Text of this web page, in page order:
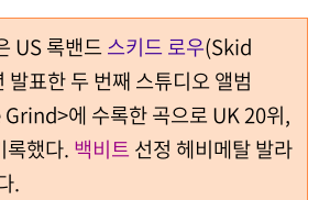
US 록밴드스키드 로우(Skid
표한 두 번째 스튜디오 앨범
에 수록한 곡으로 UK 20위,
록했다. 백비트선정 헤비메탈 발라
.